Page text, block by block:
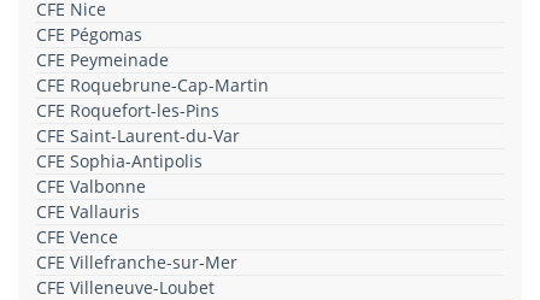
CFE Nice
CFE Pégomas
CFE Peymeinade
CFE Roquebrune-Cap-Martin
CFE Roquefort-les-Pins
CFE Saint-Laurent-du-Var
CFE Sophia-Antipolis
CFE Valbonne
CFE Vallauris
CFE Vence
CFE Villefranche-sur-Mer
CFE Villeneuve-Loubet